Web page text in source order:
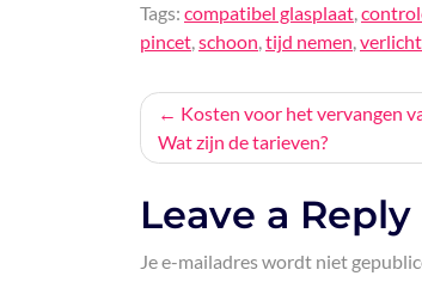
Tags: compatibel glasplaat,
pincet,schoon,tijd nemen,
Bericht
navigatie
Kosten voor het vervangen
Wat zijn de tarieven?
Leave a Reply
Je e-mailadres wordt niet